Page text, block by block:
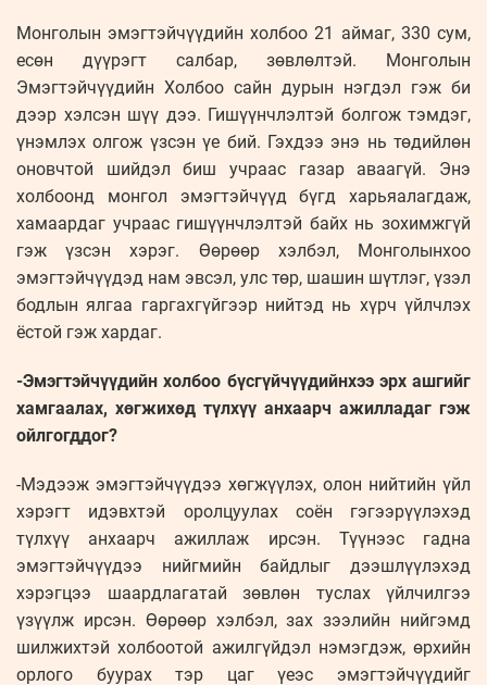
Монголын эмэгтэйчүүдийн холбоо 21 аймаг, 330 сум,
есөн дүүрэгт салбар, зөвлөлтэй. Монголын
Эмэгтэйчүүдийн Холбоо сайн дурын нэгдэл гэж би
дээр хэлсэн шүү дээ. Гишүүнчлэлтэй болгож тэмдэг,
үнэмлэх олгож үзсэн үе бий. Гэхдээ энэ нь төдийлөн
оновчтой шийдэл биш учраас газар аваагүй. Энэ
холбоонд монгол эмэгтэйчүүд бүгд харьяалагдаж,
хамаардаг учраас гишүүнчлэлтэй байх нь зохимжгүй
гэж үзсэн хэрэг. Өөрөөр хэлбэл, Монголынхоо
эмэгтэйчүүдэд нам эвсэл, улс төр, шашин шүтлэг, үзэл
бодлын ялгаа гаргахгүйгээр нийтэд нь хүрч үйлчлэх
ёстой гэж хардаг.
-Эмэгтэйчүүдийн холбоо бүсгүйчүүдийнхээ эрх ашгийг
хамгаалах, хөгжихөд түлхүү анхаарч ажилладаг гэж
ойлгогддог?
-Мэдээж эмэгтэйчүүдээ хөгжүүлэх, олон нийтийн үйл
хэрэгт идэвхтэй оролцуулах соён гэгээрүүлэхэд
түлхүү анхаарч ажиллаж ирсэн. Түүнээс гадна
эмэгтэйчүүдээ нийгмийн байдлыг дээшлүүлэхэд
хэрэгцээ шаардлагатай зөвлөн туслах үйлчилгээ
үзүүлж ирсэн. Өөрөөр хэлбэл, зах зээлийн нийгэмд
шилжихтэй холбоотой ажилгүйдэл нэмэгдэж, өрхийн
орлого буурах тэр цаг үеэс эмэгтэйчүүдийг